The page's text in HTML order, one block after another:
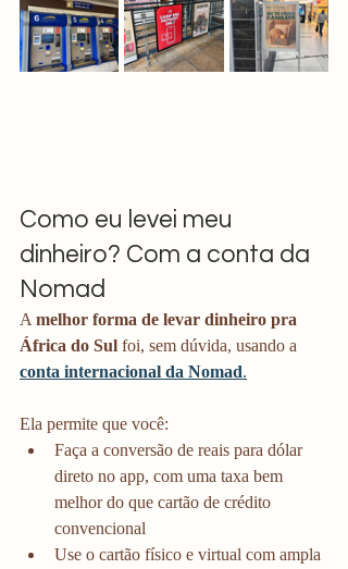
Como eu levei meu
dinheiro? Com a conta da
Nomad
A melhor forma de levar dinheiro pra
África do Sul foi, sem dúvida, usando a
conta internacional da Nomad.
Ela permite que você:
Faça a conversão de reais para dólar
direto no app, com uma taxa bem
melhor do que cartão de crédito
convencional
Use o cartão físico e virtual com ampla